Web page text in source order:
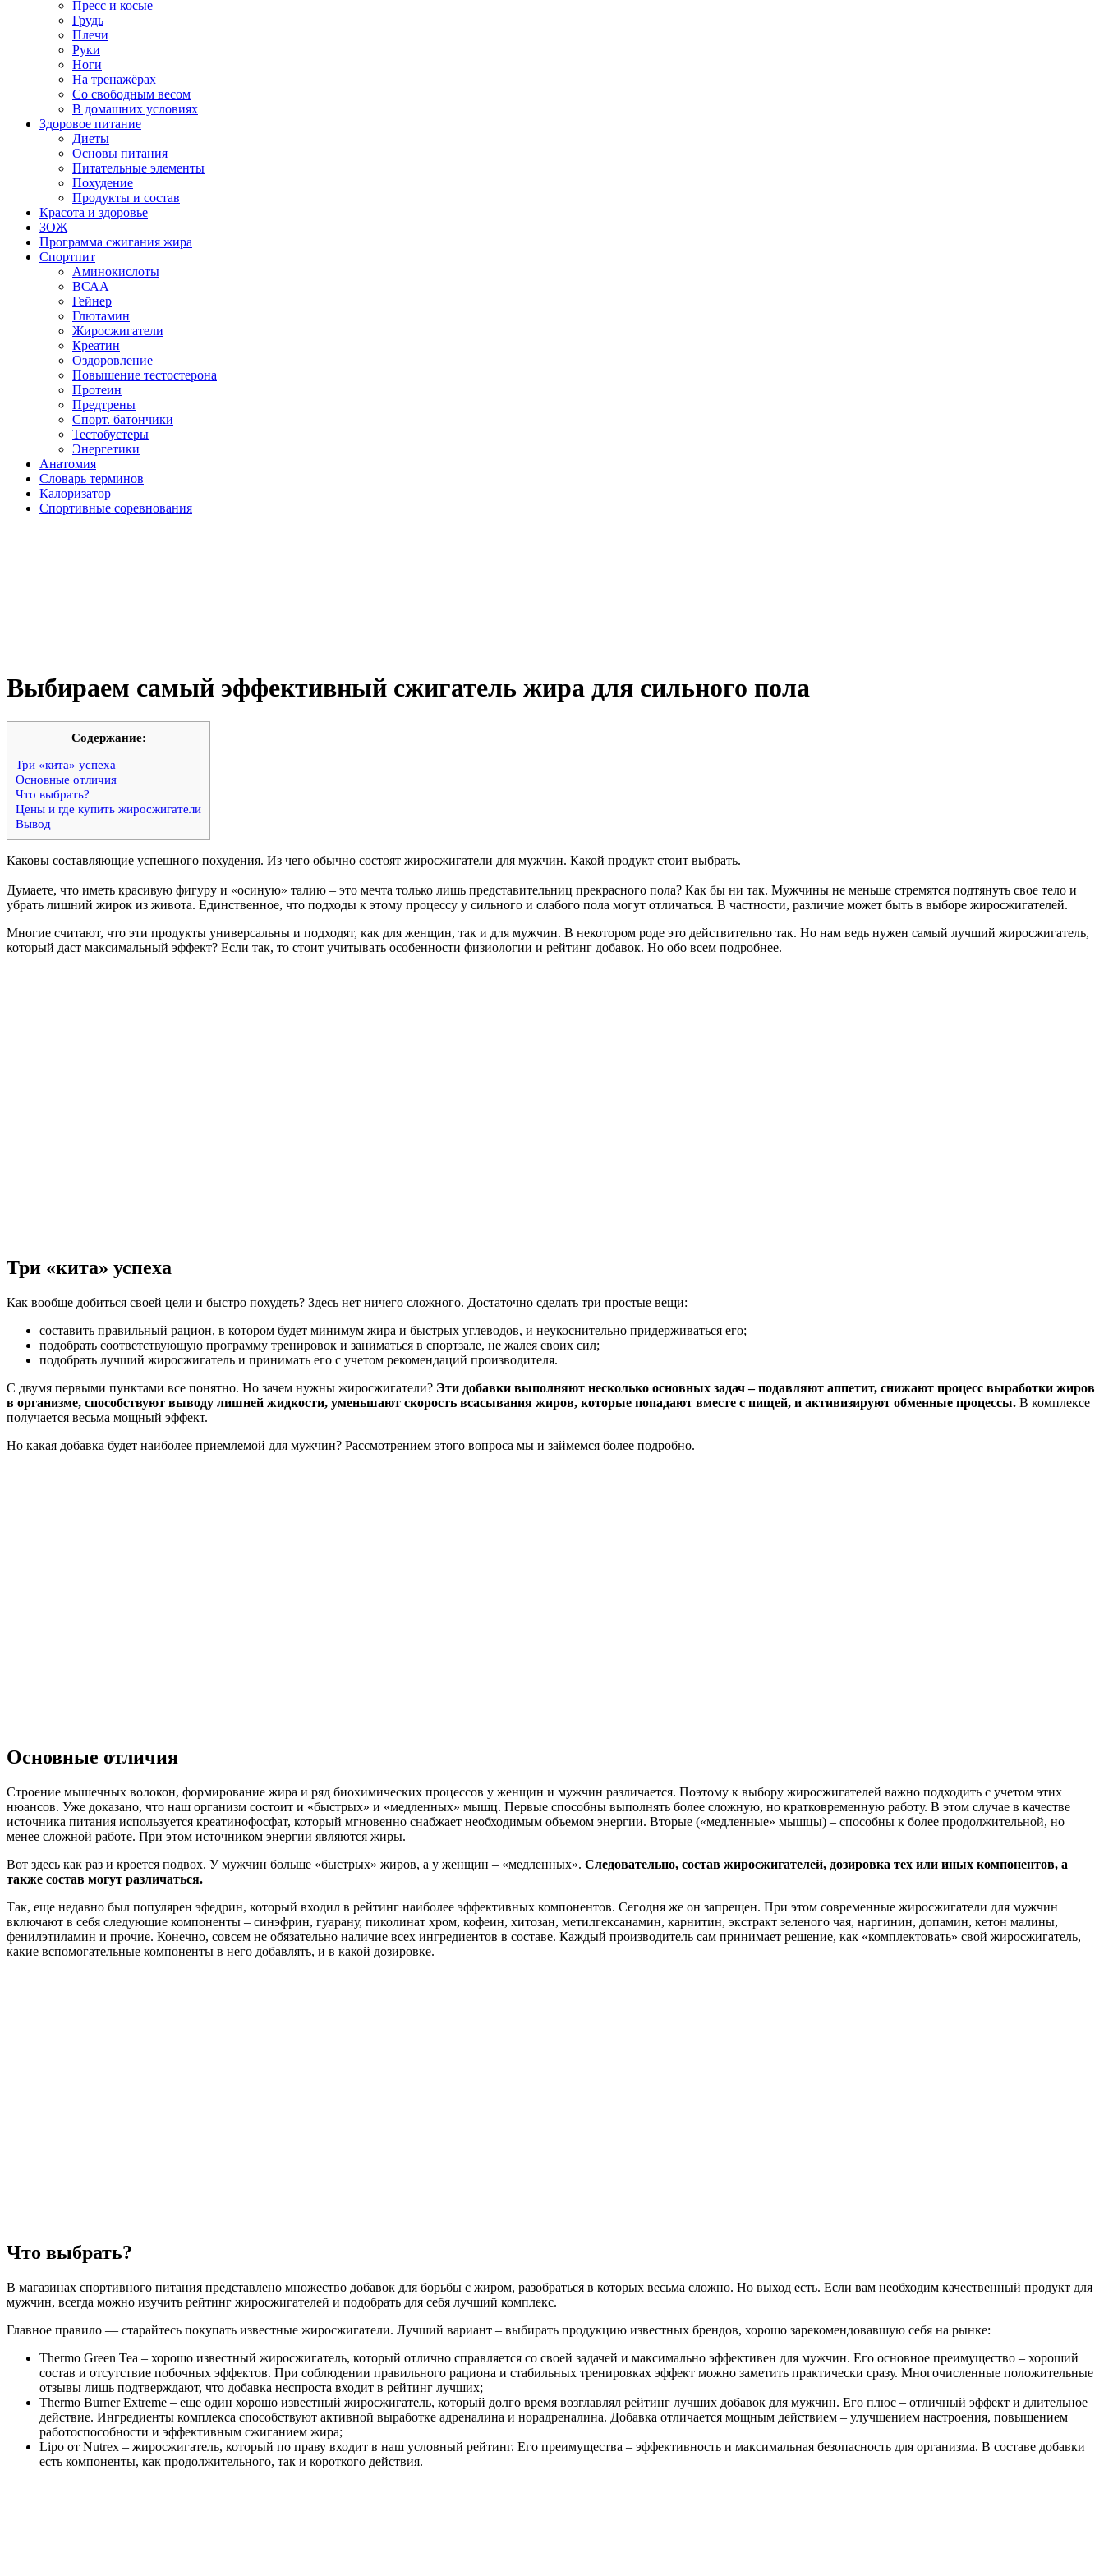
Пресс и косые
Грудь
Плечи
Руки
Ноги
На тренажёрах
Со свободным весом
В домашних условиях
Здоровое питание
Диеты
Основы питания
Питательные элементы
Похудение
Продукты и состав
Красота и здоровье
ЗОЖ
Программа сжигания жира
Спортпит
Аминокислоты
ВСАА
Гейнер
Глютамин
Жиросжигатели
Креатин
Оздоровление
Повышение тестостерона
Протеин
Предтрены
Спорт. батончики
Тестобустеры
Энергетики
Анатомия
Словарь терминов
Калоризатор
Спортивные соревнования
Выбираем самый эффективный сжигатель жира для сильного пола
Cодержание:
Три «кита» успеха
Основные отличия
Что выбрать?
Цены и где купить жиросжигатели
Вывод
Каковы составляющие успешного похудения. Из чего обычно состоят жиросжигатели для мужчин. Какой продукт стоит выбрать.
Думаете, что иметь красивую фигуру и «осиную» талию – это мечта только лишь представительниц прекрасного пола? Как бы ни так. Мужчины не меньше стремятся подтянуть свое тело и
убрать лишний жирок из живота. Единственное, что подходы к этому процессу у сильного и слабого пола могут отличаться. В частности, различие может быть в выборе жиросжигателей.
Многие считают, что эти продукты универсальны и подходят, как для женщин, так и для мужчин. В некотором роде это действительно так. Но нам ведь нужен самый лучший жиросжигатель,
который даст максимальный эффект? Если так, то стоит учитывать особенности физиологии и рейтинг добавок. Но обо всем подробнее.
Три «кита» успеха
Как вообще добиться своей цели и быстро похудеть? Здесь нет ничего сложного. Достаточно сделать три простые вещи:
составить правильный рацион, в котором будет минимум жира и быстрых углеводов, и неукоснительно придерживаться его;
подобрать соответствующую программу тренировок и заниматься в спортзале, не жалея своих сил;
подобрать лучший жиросжигатель и принимать его с учетом рекомендаций производителя.
С двумя первыми пунктами все понятно. Но зачем нужны жиросжигатели? Эти добавки выполняют несколько основных задач – подавляют аппетит, снижают процесс выработки жиров
в организме, способствуют выводу лишней жидкости, уменьшают скорость всасывания жиров, которые попадают вместе с пищей, и активизируют обменные процессы. В комплексе
получается весьма мощный эффект.
Но какая добавка будет наиболее приемлемой для мужчин? Рассмотрением этого вопроса мы и займемся более подробно.
Основные отличия
Строение мышечных волокон, формирование жира и ряд биохимических процессов у женщин и мужчин различается. Поэтому к выбору жиросжигателей важно подходить с учетом этих
нюансов. Уже доказано, что наш организм состоит и «быстрых» и «медленных» мышц. Первые способны выполнять более сложную, но кратковременную работу. В этом случае в качестве
источника питания используется креатинофосфат, который мгновенно снабжает необходимым объемом энергии. Вторые («медленные» мышцы) – способны к более продолжительной, но
менее сложной работе. При этом источником энергии являются жиры.
Вот здесь как раз и кроется подвох. У мужчин больше «быстрых» жиров, а у женщин – «медленных». Следовательно, состав жиросжигателей, дозировка тех или иных компонентов, а
также состав могут различаться.
Так, еще недавно был популярен эфедрин, который входил в рейтинг наиболее эффективных компонентов. Сегодня же он запрещен. При этом современные жиросжигатели для мужчин
включают в себя следующие компоненты – синэфрин, гуарану, пиколинат хром, кофеин, хитозан, метилгексанамин, карнитин, экстракт зеленого чая, наргинин, допамин, кетон малины,
фенилэтиламин и прочие. Конечно, совсем не обязательно наличие всех ингредиентов в составе. Каждый производитель сам принимает решение, как «комплектовать» свой жиросжигатель,
какие вспомогательные компоненты в него добавлять, и в какой дозировке.
Что выбрать?
В магазинах спортивного питания представлено множество добавок для борьбы с жиром, разобраться в которых весьма сложно. Но выход есть. Если вам необходим качественный продукт для
мужчин, всегда можно изучить рейтинг жиросжигателей и подобрать для себя лучший комплекс.
Главное правило — старайтесь покупать известные жиросжигатели. Лучший вариант – выбирать продукцию известных брендов, хорошо зарекомендовавшую себя на рынке:
Thermo Green Tea – хорошо известный жиросжигатель, который отлично справляется со своей задачей и максимально эффективен для мужчин. Его основное преимущество – хороший
состав и отсутствие побочных эффектов. При соблюдении правильного рациона и стабильных тренировках эффект можно заметить практически сразу. Многочисленные положительные
отзывы лишь подтверждают, что добавка неспроста входит в рейтинг лучших;
Thermo Burner Extreme – еще один хорошо известный жиросжигатель, который долго время возглавлял рейтинг лучших добавок для мужчин. Его плюс – отличный эффект и длительное
действие. Ингредиенты комплекса способствуют активной выработке адреналина и норадреналина. Добавка отличается мощным действием – улучшением настроения, повышением
работоспособности и эффективным сжиганием жира;
Lipo от Nutrex – жиросжигатель, который по праву входит в наш условный рейтинг. Его преимущества – эффективность и максимальная безопасность для организма. В составе добавки
есть компоненты, как продолжительного, так и короткого действия.